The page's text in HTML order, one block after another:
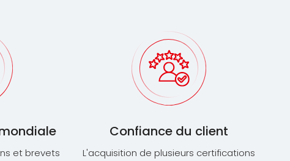
et brevets
Confiance du client
L'acquisition de plusieurs certifications